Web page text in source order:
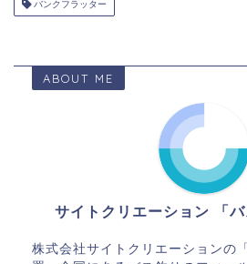
バンクフラッター
ABOUT ME
サイトクリエーション 「
株式会社サイトクリエーションの